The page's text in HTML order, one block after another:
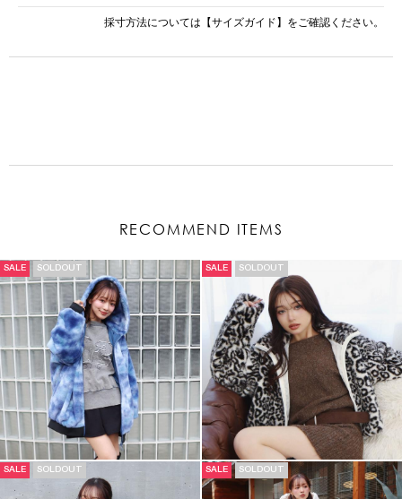
採寸方法については 【サイズガイド】 をご確認ください。
RECOMMEND ITEMS
SALE SOLDOUT SALE SOLDOUT
SALE SOLDOUT SALE SOLDOUT